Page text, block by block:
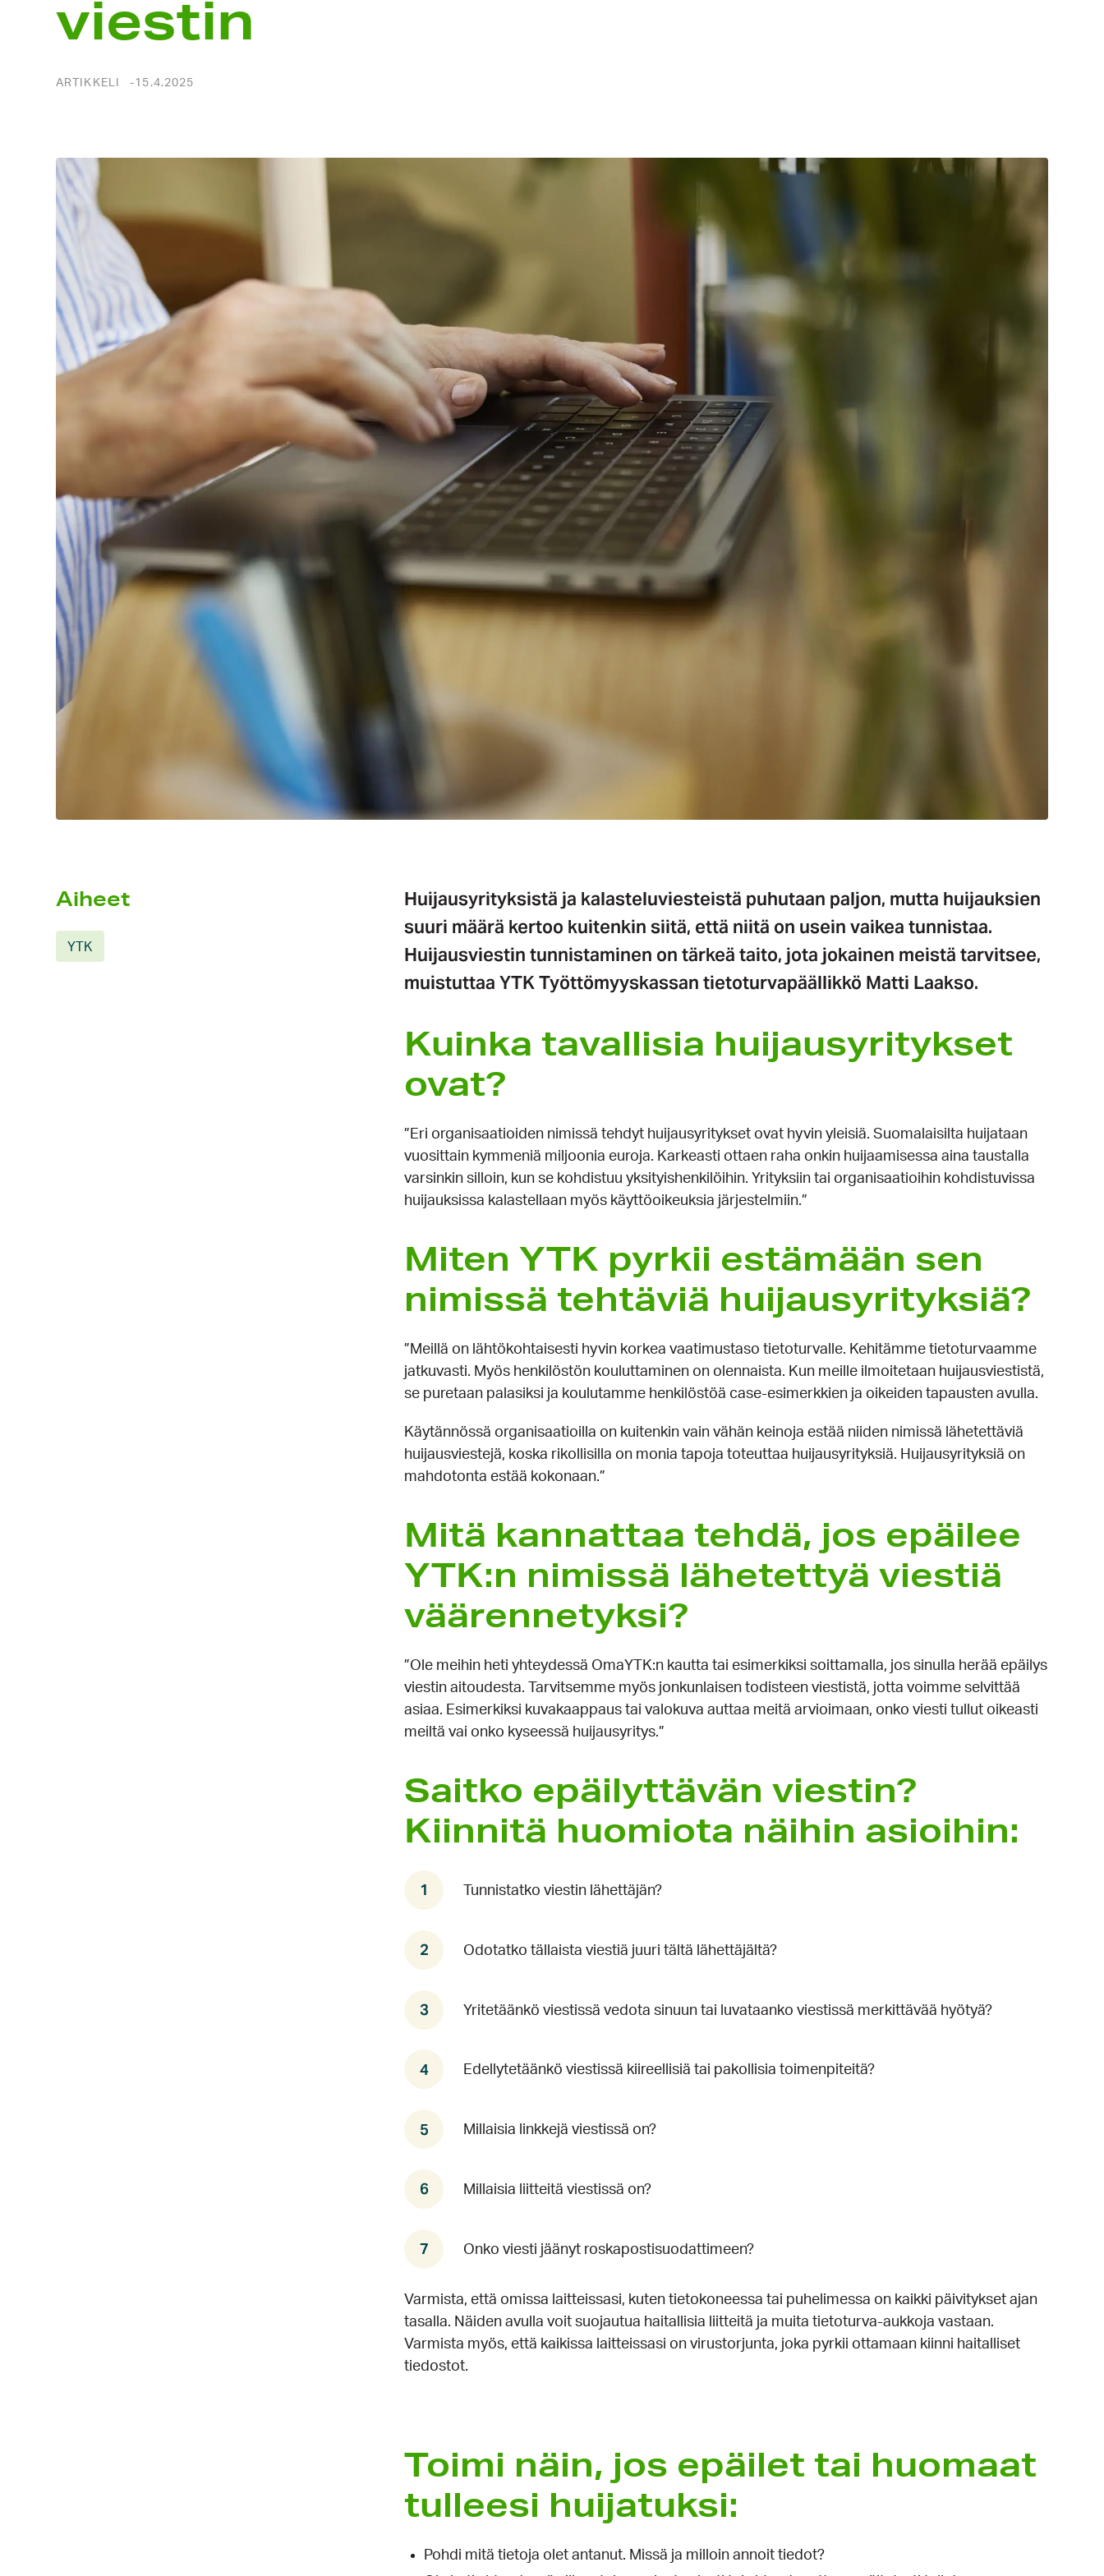
viestin
ARTIKKELI 15.4.2025
Aiheet
YTK
Huijausyrityksistä ja kalasteluviesteistä puhutaan paljon, mutta huijauksien
suuri määrä kertoo kuitenkin siitä, että niitä on usein vaikea tunnistaa.
Huijausviestin tunnistaminen on tärkeä taito, jota jokainen meistä tarvitsee,
muistuttaa YTK Työttömyyskassan tietoturvapäällikkö Matti Laakso.
Kuinka tavallisia huijaus­yritykset
ovat?
”Eri organisaatioiden nimissä tehdyt huijausyritykset ovat hyvin yleisiä. Suomalaisilta huijataan
vuosittain kymmeniä miljoonia euroja. Karkeasti ottaen raha onkin huijaamisessa aina taustalla
varsinkin silloin, kun se kohdistuu yksityishenkilöihin. Yrityksiin tai organisaatioihin kohdistuvissa
huijauksissa kalastellaan myös käyttöoikeuksia järjestelmiin.”
Miten YTK pyrkii estä­mään sen
nimissä tehtä­viä huijaus­yrityksiä?
”Meillä on lähtökohtaisesti hyvin korkea vaatimustaso tietoturvalle. Kehitämme tietoturvaamme
jatkuvasti. Myös henkilöstön kouluttaminen on olennaista. Kun meille ilmoitetaan huijausviestistä,
se puretaan palasiksi ja koulutamme henkilöstöä case-esimerkkien ja oikeiden tapausten avulla.
Käytännössä organisaatioilla on kuitenkin vain vähän keinoja estää niiden nimissä lähetettäviä
huijausviestejä, koska rikollisilla on monia tapoja toteuttaa huijausyrityksiä. Huijausyrityksiä on
mahdotonta estää kokonaan.”
Mitä kannat­taa tehdä, jos epäilee
YTK:n nimissä lähe­tettyä viestiä
väären­netyksi?
”Ole meihin heti yhteydessä OmaYTK:n kautta tai esimerkiksi soittamalla, jos sinulla herää epäilys
viestin aitoudesta. Tarvitsemme myös jonkunlaisen todisteen viestistä, jotta voimme selvittää
asiaa. Esimerkiksi kuvakaappaus tai valokuva auttaa meitä arvioimaan, onko viesti tullut oikeasti
meiltä vai onko kyseessä huijausyritys.”
Saitko epäilyt­tävän viestin?
Kiinnitä huomiota näihin asioihin:
Tunnistatko viestin lähettäjän?
Odotatko tällaista viestiä juuri tältä lähettäjältä?
Yritetäänkö viestissä vedota sinuun tai luvataanko viestissä merkittävää hyötyä?
Edellytetäänkö viestissä kiireellisiä tai pakollisia toimenpiteitä?
Millaisia linkkejä viestissä on?
Millaisia liitteitä viestissä on?
Onko viesti jäänyt roskapostisuodattimeen?
Varmista, että omissa laitteissasi, kuten tietokoneessa tai puhelimessa on kaikki päivitykset ajan
tasalla. Näiden avulla voit suojautua haitallisia liitteitä ja muita tietoturva-aukkoja vastaan.
Varmista myös, että kaikissa laitteissasi on virustorjunta, joka pyrkii ottamaan kiinni haitalliset
tiedostot.
Toimi näin, jos epäilet tai huomaat
tulleesi huijatuksi:
Pohdi mitä tietoja olet antanut. Missä ja milloin annoit tiedot?